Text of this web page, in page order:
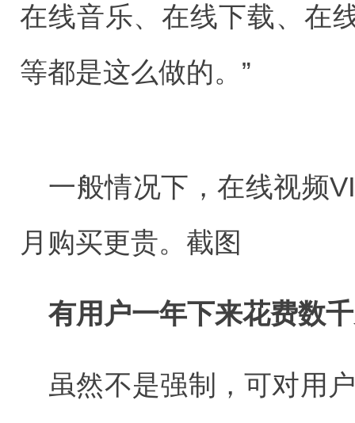
在线音乐、在线下载、在
等都是这么做的。”
一般情况下，在线视频
月购买更贵。截图
有用户一年下来花费数
虽然不是强制，可对用